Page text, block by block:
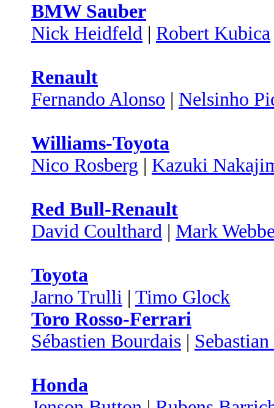
BMW Sauber
Nick Heidfeld | Robert Kubica
Renault
Fernando Alonso | Nelsinho
Williams-Toyota
Nico Rosberg | Kazuki
Red Bull-Renault
David Coulthard | Mark
Toyota
Jarno Trulli | Timo Glock
Toro Rosso-Ferrari
Sébastien Bourdais |
Honda